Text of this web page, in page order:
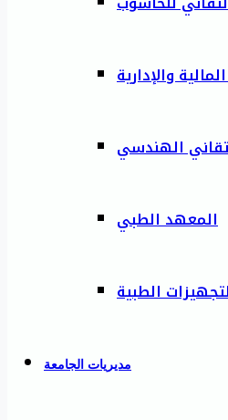
والإدارية
الهندسي
المعهد الطبي
الطبية
مديريات الجامعة